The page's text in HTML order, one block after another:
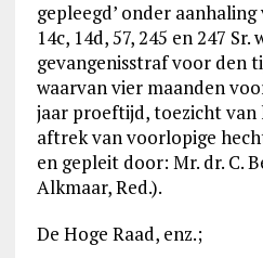
gepleegd’ onder
14c, 14d, 57, 245 en 247
gevangenisstraf voor den
waarvan vier maanden
jaar proeftijd, toezicht van
aftrek van voorlopige
en gepleit door: Mr. dr. C.
Alkmaar, Red.).
De Hoge Raad, enz.;